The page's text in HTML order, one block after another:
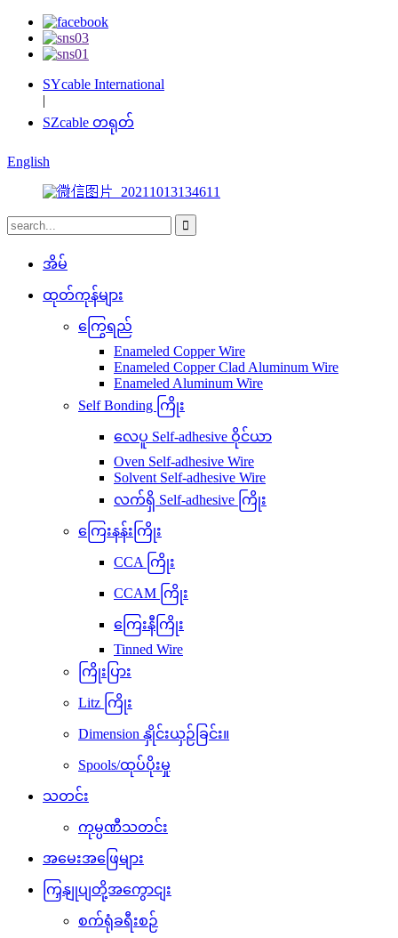
SYcable International
|
SZcable တရုတ်
English
အိမ်
ထုတ်ကုန်များ
ကြွေရည်
Enameled Copper Wire
Enameled Copper Clad Aluminum Wire
Enameled Aluminum Wire
Self Bonding ကြိုး
လေပူ Self-adhesive ဝိုင်ယာ
Oven Self-adhesive Wire
Solvent Self-adhesive Wire
လက်ရှိ Self-adhesive ကြိုး
ကြေးနန်းကြိုး
CCA ကြိုး
CCAM ကြိုး
ကြေးနီကြိုး
Tinned Wire
ကြိုးပြား
Litz ကြိုး
Dimension နှိုင်းယှဉ်ခြင်း။
Spools/ထုပ်ပိုးမှု
သတင်း
ကုမ္ပဏီသတင်း
အမေးအဖြေများ
ကြှနျုပျတို့အကွောငျး
စက်ရုံခရီးစဉ်